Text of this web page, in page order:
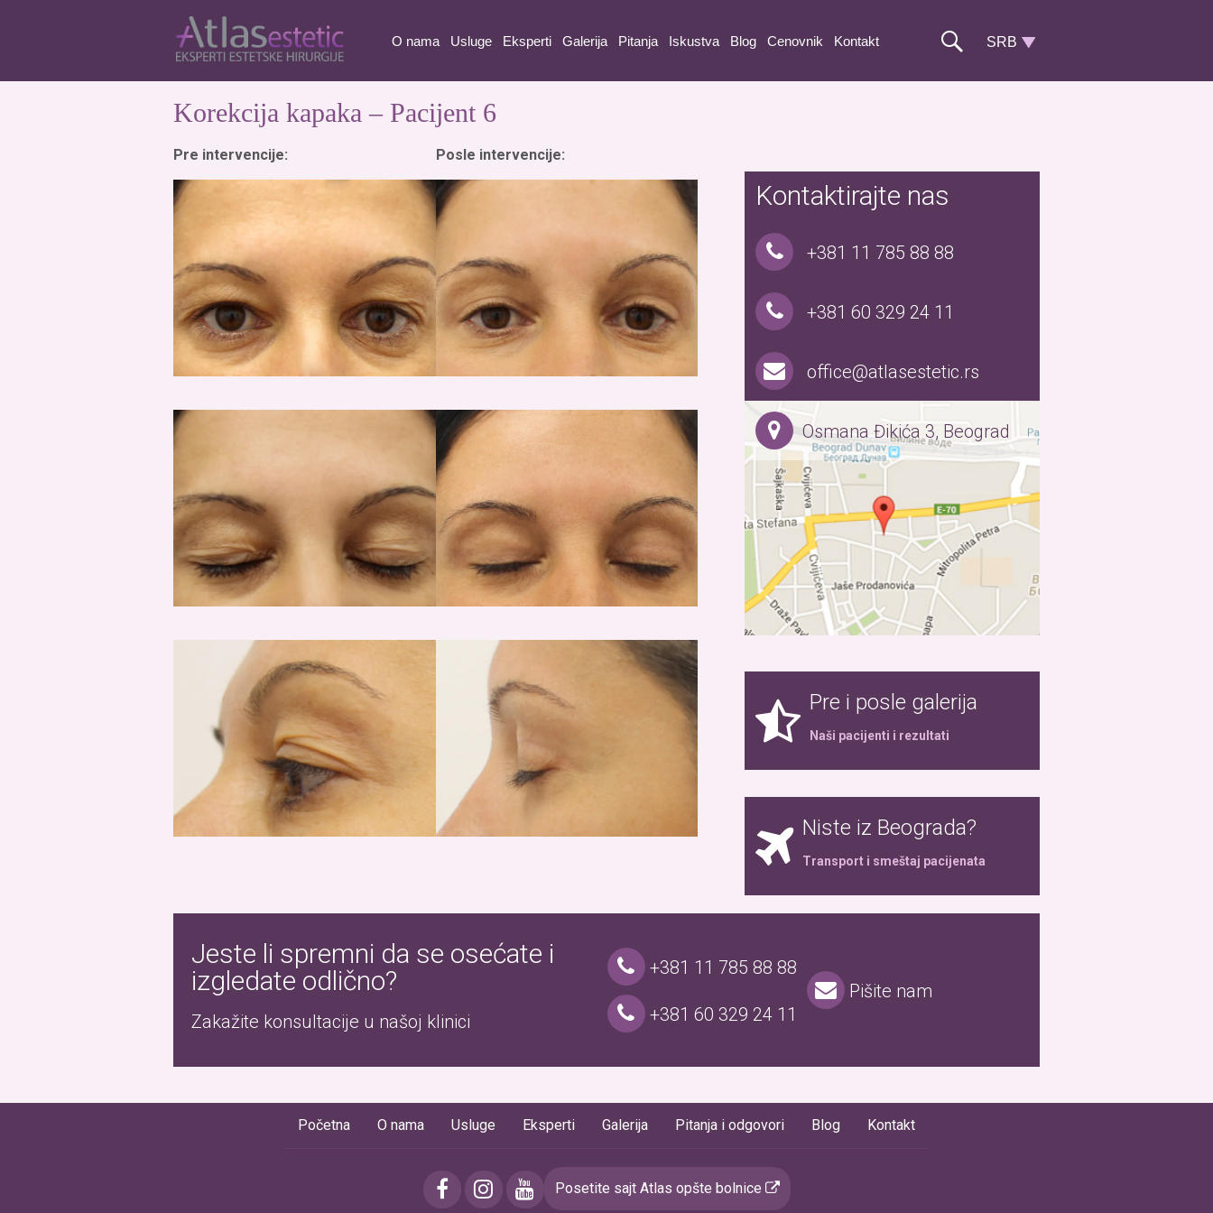
O nama Usluge Eksperti Galerija Pitanja Iskustva Blog Cenovnik Kontakt
Korekcija kapaka – Pacijent 6
Pre intervencije: Posle intervencije:
Kontaktirajte nas
+381 11 785 88 88
+381 60 329 24 11
office@atlasestetic.rs
Osmana Đikića 3, Beograd
Pre i posle galerija
Naši pacijenti i rezultati
Niste iz Beograda?
Transport i smeštaj pacijenata
Jeste li spremni da se osećate i
izgledate odlično?
Zakažite konsultacije u našoj klinici
+381 11 785 88 88
+381 60 329 24 11
Pišite nam
Početna O nama Usluge Eksperti Galerija Pitanja i odgovori Blog Kontakt
Posetite sajt Atlas opšte bolnice